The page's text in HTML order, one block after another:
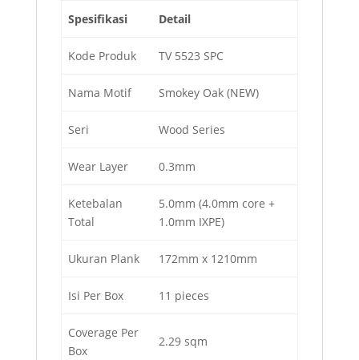
Spesifikasi Detail
Kode Produk TV 5523 SPC
Nama Motif Smokey Oak (NEW)
Seri Wood Series
Wear Layer 0.3mm
Ketebalan
Total
5.0mm (4.0mm core +
1.0mm IXPE)
Ukuran Plank 172mm x 1210mm
Isi Per Box 11 pieces
Coverage Per
Box
2.29 sqm